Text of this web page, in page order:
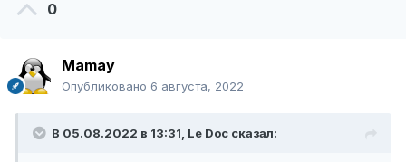
0
Mamay
Опубликовано 6 августа, 2022
В 05.08.2022 в 13:31, Le Doc сказал: